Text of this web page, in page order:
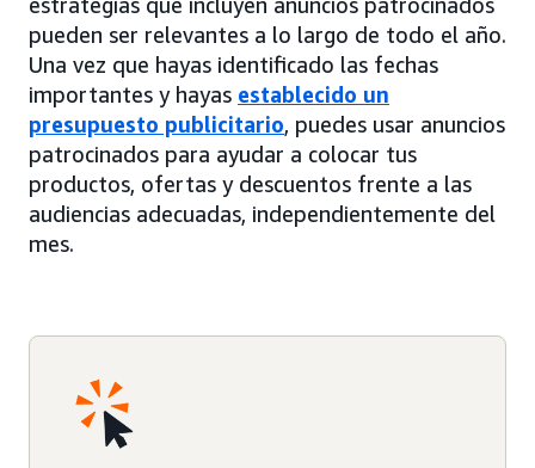
pueden ser relevantes a lo largo de todo el año.
Una vez que hayas identificado las fechas
importantes y hayas establecido un
presupuesto publicitario, puedes usar anuncios
patrocinados para ayudar a colocar tus
productos, ofertas y descuentos frente a las
audiencias adecuadas, independientemente del
mes.